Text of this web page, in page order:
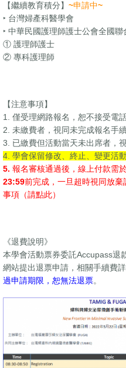
【繼續教育積分】 ~申請中~
‣ 台灣婦產科醫學會
‣ 中華民國護理師護士公會全國聯
① 護理師護士
② 專科護理師
【注意事項】
1. 僅受理網路報名，恕不接受電
2. 未繳費者，視同未完成報名手
3. 已繳費但活動當天未出席者，
4. 學會保留修改、終止、變更活
5. 報名審核通過後，線上付款需
23:59前完成，一旦超時視同放
事項（請點此）
《退費說明》
本學會活動票券委託Accupass退
網站提出退票申請，相關手續費
過申請期限，恕無法退票。